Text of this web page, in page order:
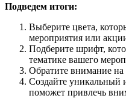
Подведем итоги:
Выберите цвета,
мероприятия или
Подберите шрифт,
тематике вашего
Обратите внимание на
Создайте уникальный
поможет привлечь